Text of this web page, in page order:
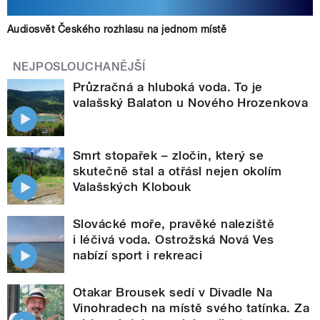
Audiosvět Českého rozhlasu na jednom místě
NEJPOSLOUCHANĚJŠÍ
Průzračná a hluboká voda. To je
valašský Balaton u Nového Hrozenkova
Smrt stopařek – zločin, který se
skutečně stal a otřásl nejen okolím
Valašských Klobouk
Slovácké moře, pravěké naleziště
i léčivá voda. Ostrožská Nová Ves
nabízí sport i rekreaci
Otakar Brousek sedí v Divadle Na
Vinohradech na místě svého tatínka. Za